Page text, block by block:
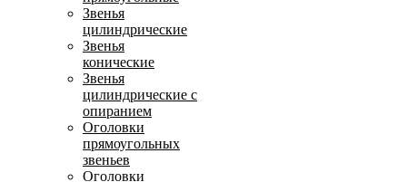
Звенья
цилиндрические
Звенья
конические
Звенья
цилиндрические с
опиранием
Оголовки
прямоугольных
звеньев
Оголовки